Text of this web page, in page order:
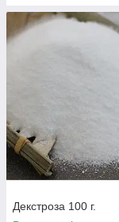
Декстроза 100 г.